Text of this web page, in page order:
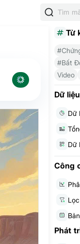
Tìm
Từ
#Bất
Video
Dữ
Dữ
Dữ
Công
Phát